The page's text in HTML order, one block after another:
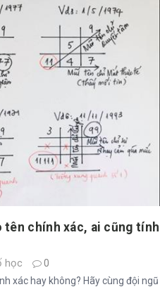
chính xác, ai cũng tính
học
0
xác hay không? Hãy cùng đội ngũ